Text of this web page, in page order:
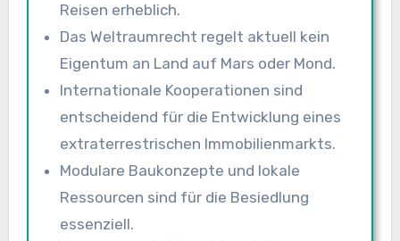
Reisen erheblich.
Das Weltraumrecht regelt aktuell kein
Eigentum an Land auf Mars oder Mond.
Internationale Kooperationen sind
entscheidend für die Entwicklung eines
extraterrestrischen Immobilienmarkts.
Modulare Baukonzepte und lokale
Ressourcen sind für die Besiedlung
essenziell.